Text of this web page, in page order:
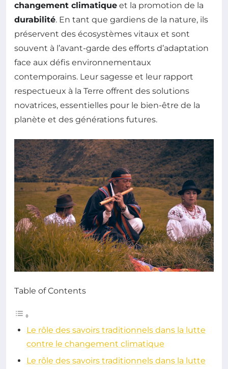
changement climatique et la promotion de la
durabilité. En tant que gardiens de la nature, ils
préservent des écosystèmes vitaux et sont
souvent à l’avant-garde des efforts d’adaptation
face aux défis environnementaux
contemporains. Leur sagesse et leur rapport
respectueux à la Terre offrent des solutions
novatrices, essentielles pour le bien-être de la
planète et des générations futures.
Table of Contents
Le rôle des savoirs traditionnels dans la lutte
contre le changement climatique
Le rôle des savoirs traditionnels dans la lutte